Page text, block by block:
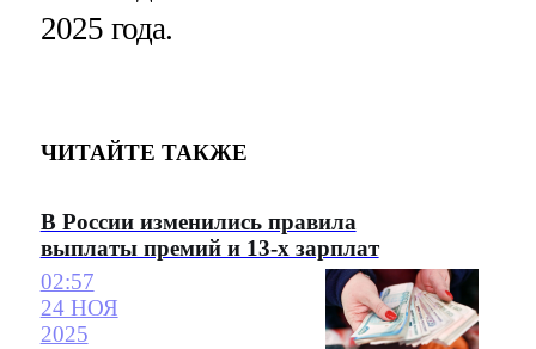
2025 года.
ЧИТАЙТЕ ТАКЖЕ
В России изменились правила
выплаты премий и 13-х зарплат
02:57
24 НОЯ
2025